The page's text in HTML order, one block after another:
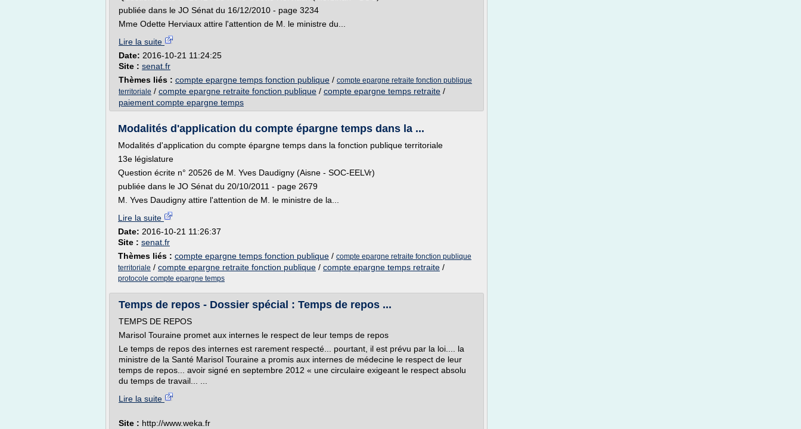
publiée dans le JO Sénat du 16/12/2010 - page 3234
Mme Odette Herviaux attire l'attention de M. le ministre du...
Lire la suite
Date: 2016-10-21 11:24:25
Site : senat.fr
Thèmes liés : compte epargne temps fonction publique / compte epargne retraite fonction publique
territoriale / compte epargne retraite fonction publique / compte epargne temps retraite /
paiement compte epargne temps
Modalités d'application du compte épargne temps dans la ...
Modalités d'application du compte épargne temps dans la fonction publique territoriale
13e législature
Question écrite n° 20526 de M. Yves Daudigny (Aisne - SOC-EELVr)
publiée dans le JO Sénat du 20/10/2011 - page 2679
M. Yves Daudigny attire l'attention de M. le ministre de la...
Lire la suite
Date: 2016-10-21 11:26:37
Site : senat.fr
Thèmes liés : compte epargne temps fonction publique / compte epargne retraite fonction publique
territoriale / compte epargne retraite fonction publique / compte epargne temps retraite /
protocole compte epargne temps
Temps de repos - Dossier spécial : Temps de repos ...
TEMPS DE REPOS
Marisol Touraine promet aux internes le respect de leur temps de repos
Le temps de repos des internes est rarement respecté... pourtant, il est prévu par la loi.... la
ministre de la Santé Marisol Touraine a promis aux internes de médecine le respect de leur
temps de repos... avoir signé en septembre 2012 « une circulaire exigeant le respect absolu
du temps de travail... ...
Lire la suite
Site : http://www.weka.fr